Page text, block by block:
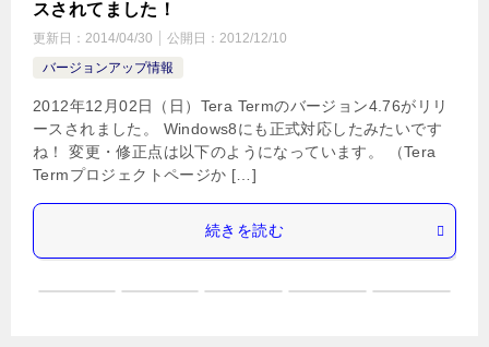
スされてました！
更新日： 2014/04/30 公開日： 2012/12/10
バージョンアップ情報
2012年12月02日（日）Tera Termのバージョン4.76がリリ
ースされました。 Windows8にも正式対応したみたいです
ね！ 変更・修正点は以下のようになっています。 （Tera
Termプロジェクトページか […]
続きを読む